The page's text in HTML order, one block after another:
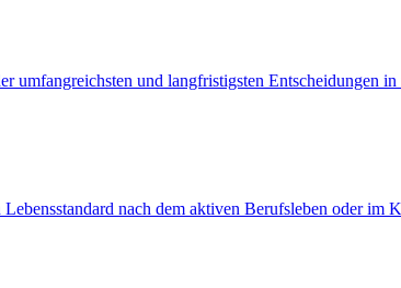
umfangreichsten und langfristigsten Entscheidungen
nach dem aktiven Berufsleben oder im